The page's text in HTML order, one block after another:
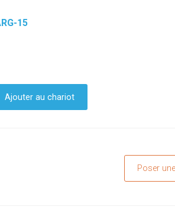
15
Ajouter au chariot
Poser